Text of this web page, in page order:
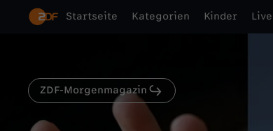
Startseite Kategorien Kinder
ZDF-Morgenmagazin